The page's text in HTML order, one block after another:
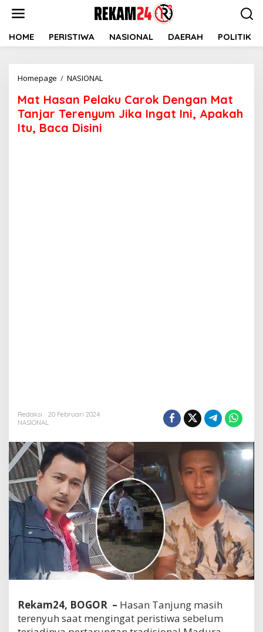
HOME PERISTIWA NASIONAL DAERAH POLITIK
Homepage / NASIONAL
Pelaku
Carok
Mat Hasan Pelaku Carok Dengan Mat
Tanjar Terenyum Jika Ingat Ini, Apakah
Itu, Baca Disini
Redaksi
20 Februari 2024
NASIONAL
Rekam24, BOGOR – Hasan Tanjung masih
terenyuh saat mengingat peristiwa sebelum